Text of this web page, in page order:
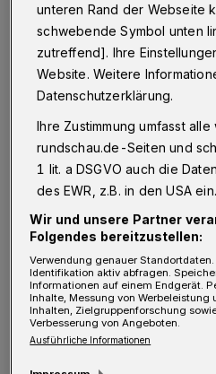
A n dieser Stelle
ein großes Lob an
Altenzentrum Paul-
setzen die Corona-
und sorgen durch
der Besucher stets dafür,
Heimbewohner vor dem
Trotz dieser
man als Besucher dort
freundlich, hilfsbereit
behandelt. Zudem wird
unteren Rand der Webseite
schwebende Symbol unten
zutreffend]. Ihre
Website. Weitere
Datenschutzerklärung.
Ihre Zustimmung umfasst
rundschau.de-Seiten und
1 lit. a DSGVO auch die
des EWR, z.B. in den USA ein.
Wir und unsere Partner
Folgendes bereitzustellen:
Verwendung genauer
Identifikation aktiv abfragen.
Informationen auf einem Endgerät.
Inhalte, Messung von Werbeleistung
Inhalten, Zielgruppenforschung
Verbesserung von Angeboten.
Ausführliche Informationen